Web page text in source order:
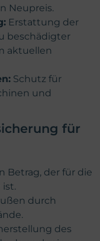
Neupreis.
Erstattung der
beschädigter
aktuellen
Schutz für
und
für
Betrag, der für die
durch
des